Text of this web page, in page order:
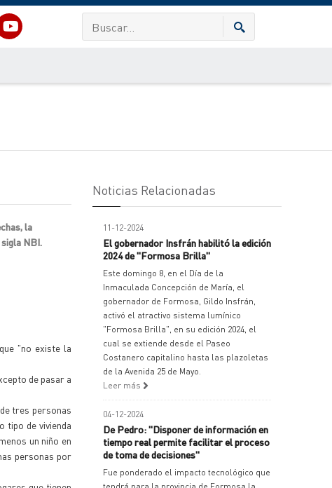
la
NBI.
"no existe la
de pasar a
tres personas
tipo de vivienda
un niño en
personas por
Noticias Relacionadas
11-12-2024
El gobernador Insfrán habilitó la edición
2024 de "Formosa Brilla"
Este domingo 8, en el Día de la
Inmaculada Concepción de María, el
gobernador de Formosa, Gildo Insfrán,
activó el atractivo sistema lumínico
"Formosa Brilla", en su edición 2024, el
cual se extiende desde el Paseo
Costanero capitalino hasta las plazoletas
de la Avenida 25 de Mayo.
Leer más
04-12-2024
De Pedro: "Disponer de información en
tiempo real permite facilitar el proceso
de toma de decisiones"
Fue ponderado el impacto tecnológico que